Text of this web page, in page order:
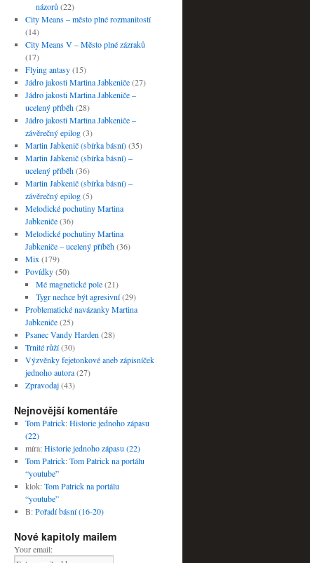
názorů (22)
City Means – město plné rozmanitostí
(14)
City Means V – Město plné zázraků
(17)
Flying antasy(15)
Jádro jakosti Martina Jabkeniče(27)
Jádro jakosti Martina Jabkeniče –
ucelený příběh(28)
Jádro jakosti Martina Jabkeniče –
závěrečný epilog(3)
Martin Jabkenič (sbírka básní)(35)
Martin Jabkenič (sbírka básní) –
ucelený příběh(36)
Martin Jabkenič (sbírka básní) –
závěrečný epilog(5)
Melodické pochutiny Martina
Jabkeniče(36)
Melodické pochutiny Martina
Jabkeniče – ucelený příběh(36)
Mix (179)
Povídky(50)
Mé magnetické pole(21)
Tygr nechce být agresivní(29)
Problematické navázanky Martina
Jabkeniče(25)
Psanec Vandy Harden (28)
Trnité růží(30)
Výzvěnky fejetonkové aneb zápisníček
jednoho autora(27)
Zpravodaj(43)
Nejnovější komentáře
Tom Patrick:Historie jednoho zápasu
(22)
míra:Historie jednoho zápasu (22)
Tom Patrick:Tom Patrick na portálu
“youtube”
klok:Tom Patrick na portálu
“youtube”
B:Pořadí básní (16-20)
Nové kapitoly mailem
Your email: